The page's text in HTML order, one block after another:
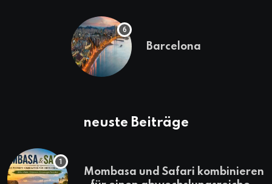
Barcelona
neuste Beiträge
Mombasa und Safari kombinieren